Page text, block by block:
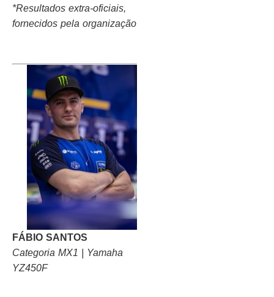
*Resultados extra-oficiais,
fornecidos pela organização
FÁBIO SANTOS
Categoria MX1 | Yamaha
YZ450F